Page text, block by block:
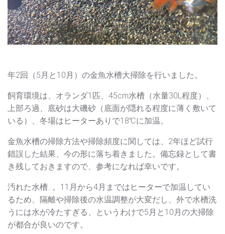
年2回（5月と10月）の金魚水槽大掃除を行いました。
飼育環境は、オランダ1匹、45cm水槽（水量30L程度）、
上部ろ過、底砂は大磯砂（底面が隠れる程度に薄く敷いて
いる）、冬場はヒーターありで18℃に加温。
金魚水槽の掃除方法や掃除頻度に関しては、2年ほど試行
錯誤した結果、今の形に落ち着きました。備忘録として書
き残しておきますので、参考になれば幸いです。
汚れた水槽…。11月から4月まではヒーターで加温してい
るため、隔離や掃除後の水温調整が大変だし、外で水槽洗
うには水が冷たすぎる、というわけで5月と10月の大掃除
が都合が良いのです。